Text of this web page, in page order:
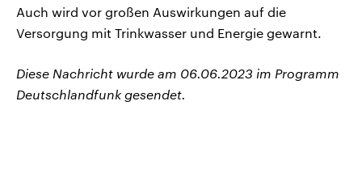
Auch wird vor großen Auswirkungen auf die
Versorgung mit Trinkwasser und Energie gewarnt.
Diese Nachricht wurde am 06.06.2023 im Programm
Deutschlandfunk gesendet.